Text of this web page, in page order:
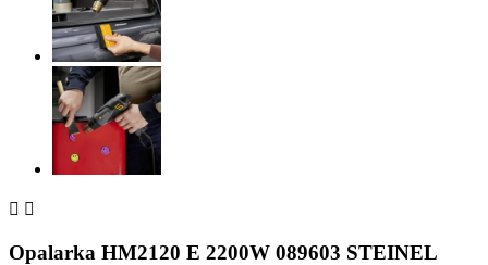
 
Opalarka HM2120 E 2200W 089603 STEINEL